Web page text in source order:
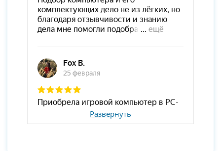
Развернуть